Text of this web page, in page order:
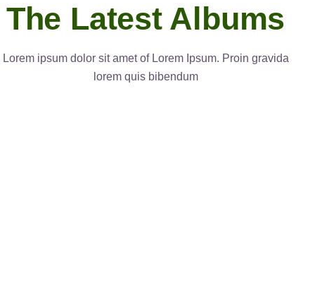
The Latest Albums
Lorem ipsum dolor sit amet of Lorem Ipsum. Proin gravida
lorem quis bibendum